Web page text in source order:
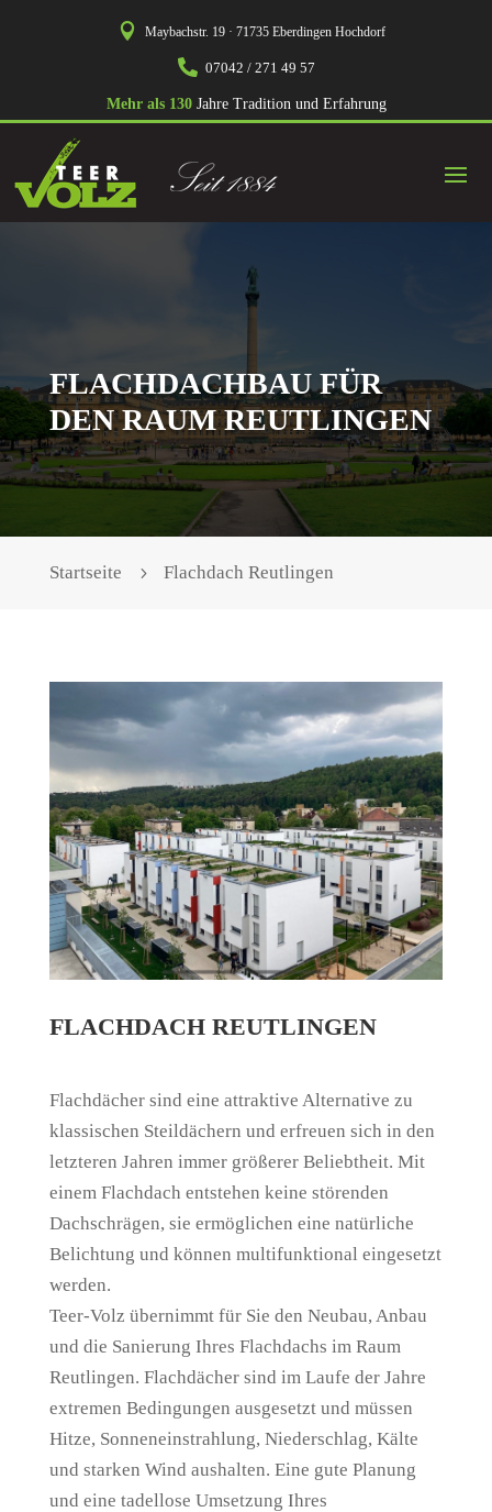
 Maybachstr. 19 · 71735 Eberdingen Hochdorf
 07042 / 271 49 57
Mehr als 130Jahre Tradition und Erfahrung
FLACHDACHBAU FÜR
DEN RAUM REUTLINGEN
Startseite Flachdach Reutlingen
FLACHDACH REUTLINGEN
Flachdächer sind eine attraktive Alternative zu
klassischen Steildächern und erfreuen sich in den
letzteren Jahren immer größerer Beliebtheit. Mit
einem Flachdach entstehen keine störenden
Dachschrägen, sie ermöglichen eine natürliche
Belichtung und können multifunktional eingesetzt
werden.
Teer-Volz übernimmt für Sie den Neubau, Anbau
und die Sanierung Ihres Flachdachs im Raum
Reutlingen. Flachdächer sind im Laufe der Jahre
extremen Bedingungen ausgesetzt und müssen
Hitze, Sonneneinstrahlung, Niederschlag, Kälte
und starken Wind aushalten. Eine gute Planung
und eine tadellose Umsetzung Ihres